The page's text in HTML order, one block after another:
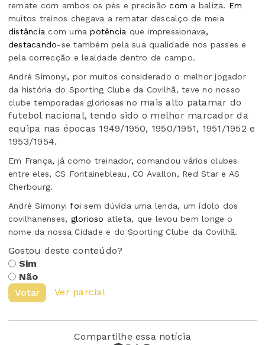
remate com ambos os pés e precisãocom a baliza. Em
muitos treinos chegava a rematar descalço de meia
distância com umapotência que impressionava,
destacando-se também pela sua qualidade nos passes e
pela correcção e lealdade dentro de campo.
André Simonyi, por muitos considerado o melhor jogador
da história do Sporting Clube da Covilhã, teve no nosso
clube temporadas gloriosas no mais alto patamar do
futebol nacional, tendo sido o melhor marcador da
equipa nas épocas 1949/1950, 1950/1951, 1951/1952 e
1953/1954.
Em França, já como treinador, comandou vários clubes
entre eles, CS Fontainebleau, CO Avallon, Red Star e AS
Cherbourg.
André Simonyifoisem dúvida uma lenda, um ídolo dos
covilhanenses, glorioso atleta, que levou bem longe o
nome da nossa Cidade e do Sporting Clube da Covilhã.
Gostou deste conteúdo?
Sim
Não
Votar
Ver parcial
Compartilhe essa notícia